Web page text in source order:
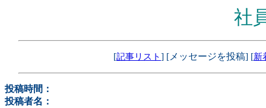
社
[記事リスト] [メッセージを投稿] [新
投稿時間：
投稿者名：